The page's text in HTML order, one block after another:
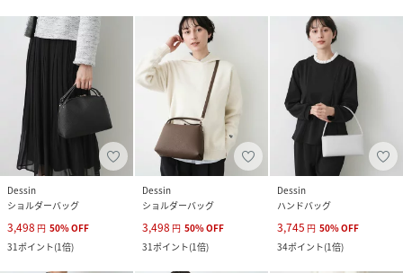
Dessin
ショルダーバッグ
3,498 円 50%OFF
31ポイント(1倍)
Dessin
ショルダーバッグ
3,498 円 50%OFF
31ポイント(1倍)
Dessin
ハンドバッグ
3,745 円 50%OFF
34ポイント(1倍)